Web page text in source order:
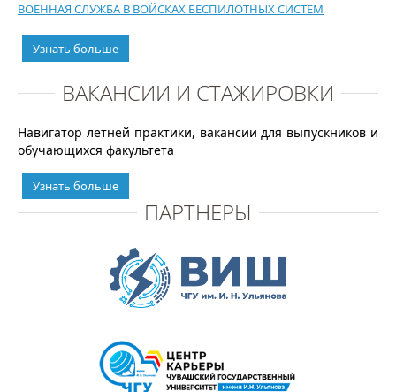
ВОЕННАЯ СЛУЖБА В ВОЙСКАХ БЕСПИЛОТНЫХ СИСТЕМ
Узнать больше
ВАКАНСИИ И СТАЖИРОВКИ
Навигатор летней практики, вакансии для выпускников и
обучающихся факультета
Узнать больше
ПАРТНЕРЫ